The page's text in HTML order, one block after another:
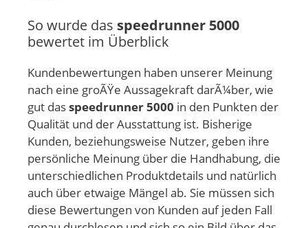
So wurde das speedrunner 5000
bewertet im Überblick
Kundenbewertungen haben unserer Meinung
nach eine groÃŸe Aussagekraft darÃ¼ber, wie
gut dasspeedrunner 5000 in den Punkten der
Qualität und der Ausstattung ist. Bisherige
Kunden, beziehungsweise Nutzer, geben ihre
persönliche Meinung über die Handhabung, die
unterschiedlichen Produktdetails und natürlich
auch über etwaige Mängel ab. Sie müssen sich
diese Bewertungen von Kunden auf jeden Fall